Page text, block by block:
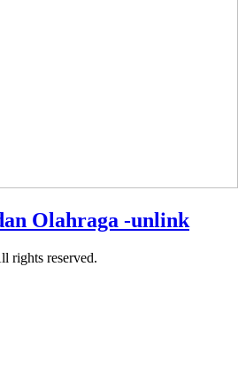
Olahraga -unlink
rights reserved.